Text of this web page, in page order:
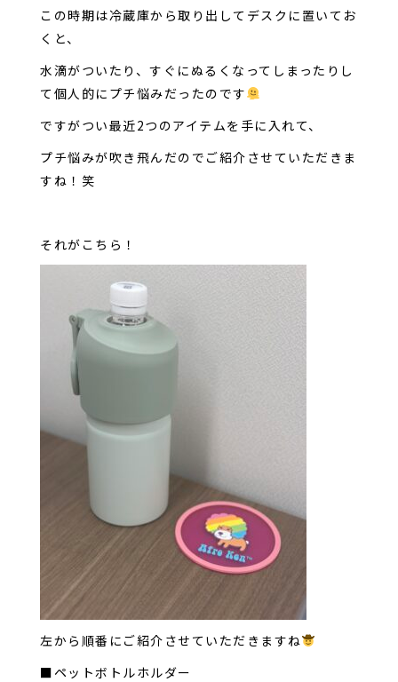
この時期は冷蔵庫から取り出してデスクに置いてお
くと、
水滴がついたり、すぐにぬるくなってしまったりし
て個人的にプチ悩みだったのです
ですがつい最近2つのアイテムを手に入れて、
プチ悩みが吹き飛んだのでご紹介させていただきま
すね！笑
それがこちら！
左から順番にご紹介させていただきますね
■ペットボトルホルダー